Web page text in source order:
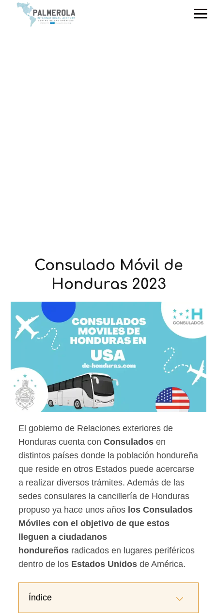
Consulado Móvil de
Honduras 2023
El gobierno de Relaciones exteriores de
Honduras cuenta conConsulados en
distintos países donde la población hondureña
que reside en otros Estados puede acercarse
a realizar diversos trámites. Además de las
sedes consulares la cancillería de Honduras
propuso ya hace unos años los Consulados
Móviles con el objetivo de que estos
lleguen a ciudadanos
hondureños radicados en lugares periféricos
dentro de los Estados Unidos de América.
Índice